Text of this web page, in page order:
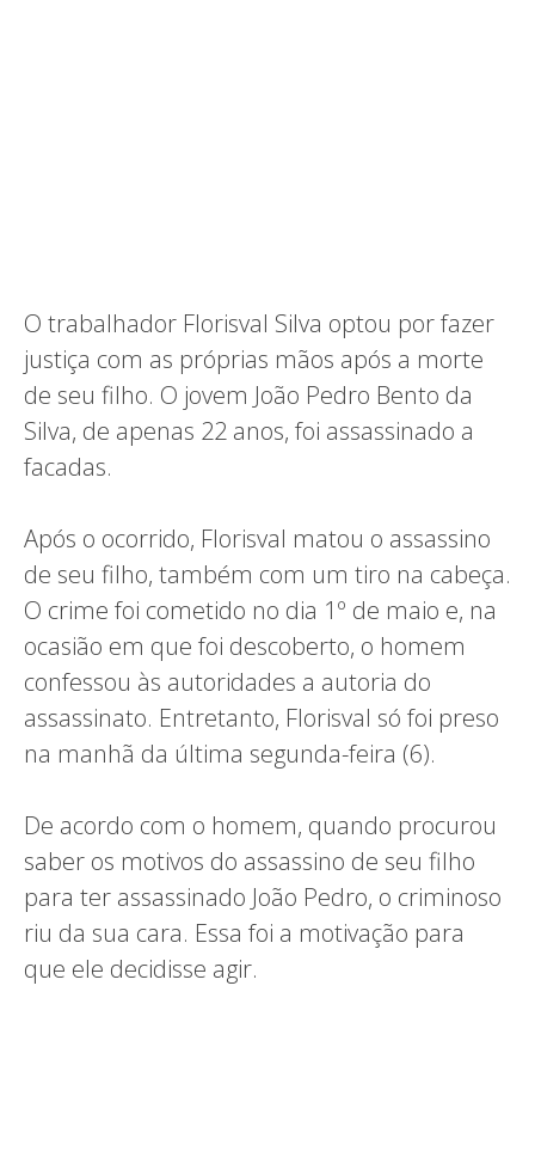
O trabalhador Florisval Silva optou por fazer
justiça com as próprias mãos após a morte
de seu filho. O jovem João Pedro Bento da
Silva, de apenas 22 anos, foi assassinado a
facadas.
Após o ocorrido, Florisval matou o assassino
de seu filho, também com um tiro na cabeça.
O crime foi cometido no dia 1º de maio e, na
ocasião em que foi descoberto, o homem
confessou às autoridades a autoria do
assassinato. Entretanto, Florisval só foi preso
na manhã da última segunda-feira (6).
De acordo com o homem, quando procurou
saber os motivos do assassino de seu filho
para ter assassinado João Pedro, o criminoso
riu da sua cara. Essa foi a motivação para
que ele decidisse agir.